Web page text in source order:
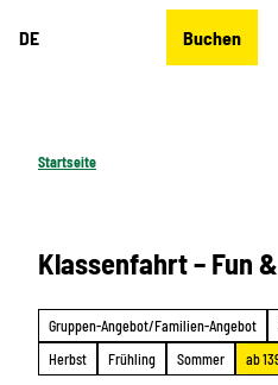
DE Buchen
Startseite
Klassenfahrt – Fun
Gruppen-Angebot/Familien-Angebot
Herbst
Frühling Sommer ab